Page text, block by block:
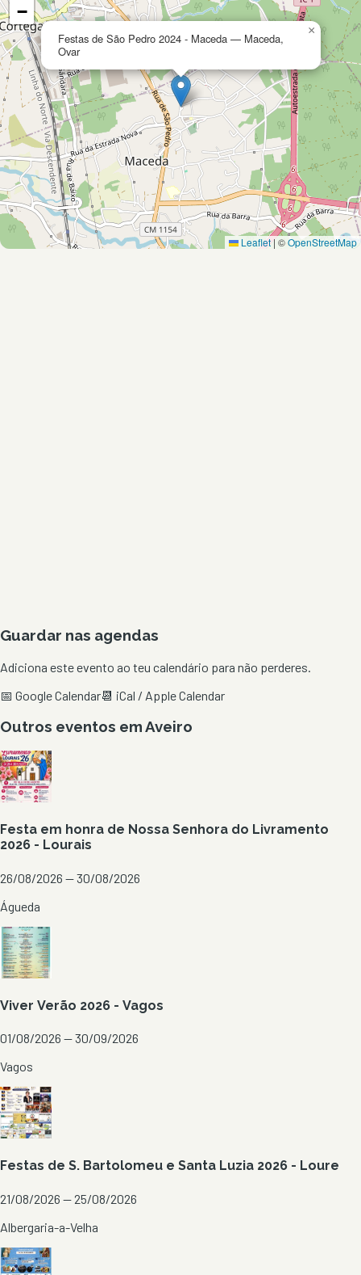
Festas de São Pedro 2024 - Maceda — Maceda,
Ovar
×
−
Leaflet | ©OpenStreetMap
Guardar nas agendas
Adiciona este evento ao teu calendário para não perderes.
📅 Google Calendar📆 iCal / Apple Calendar
Outros eventos emAveiro
Festa em honra de Nossa Senhora do Livramento
2026 - Lourais
26/08/2026 — 30/08/2026
Águeda
Viver Verão 2026 - Vagos
01/08/2026 — 30/09/2026
Vagos
Festas de S. Bartolomeu e Santa Luzia 2026 - Loure
21/08/2026 — 25/08/2026
Albergaria-a-Velha